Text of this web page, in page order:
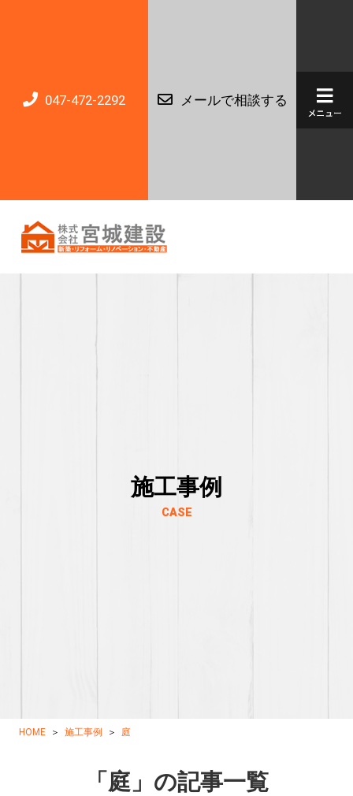
047-472-2292 メールで相談する
施工事例
CASE
HOME 施工事例 庭
「庭」の記事一覧